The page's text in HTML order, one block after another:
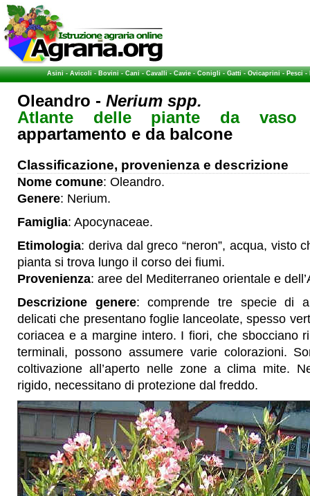
Asini-Avicoli-Bovini-Cani-Cavalli-Cavie-Conigli-Gatti-Ovicaprini-Pesci-
Oleandro - Nerium spp.
Atlante delle piante da vaso
appartamento e da balcone
Classificazione, provenienza e descrizione
Nome comune: Oleandro.
Genere: Nerium.
Famiglia: Apocynaceae.
Etimologia: deriva dal greco “neron”, acqua, visto
pianta si trova lungo il corso dei fiumi.
Provenienza: aree del Mediterraneo orientale e
Descrizione genere: comprende tre specie di
delicati che presentano foglie lanceolate, spesso
coriacea e a margine intero. I fiori, che sbocciano
terminali, possono assumere varie colorazioni.
coltivazione all’aperto nelle zone a clima mite.
rigido, necessitano di protezione dal freddo.